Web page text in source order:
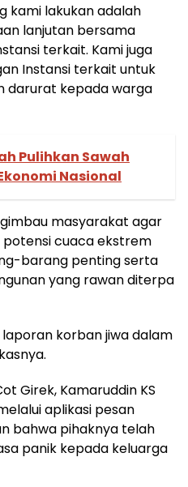
kami lakukan adalah
lanjutan bersama
terkait. Kami juga
Instansi terkait untuk
darurat kepada warga
Pulihkan Sawah
Nasional
masyarakat agar
cuaca ekstrem
barang penting serta
yang rawan diterpa
laporan korban jiwa dalam
Girek, Kamaruddin KS
aplikasi pesan
bahwa pihaknya telah
panik kepada keluarga